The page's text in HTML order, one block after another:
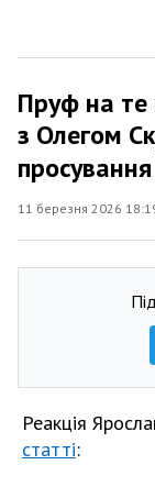
Пруф на
з Олегом
11 березня 2026
Реакція
статті: